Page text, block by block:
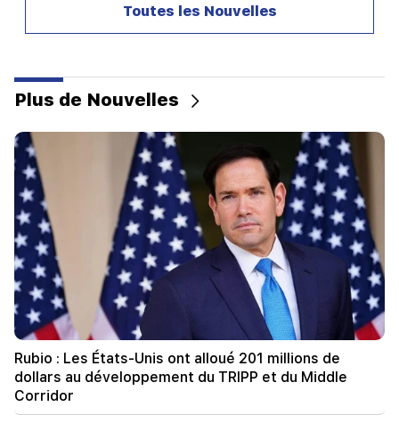
La Grande-Bretagne se prépare à une nouvelle
17:00 Important
L’Occident se détournera de l’Arménie.
16:22
Le drone a explosé en Bulgarie près du gazoduc
reliant la Turquie et l'Ukraine
16:06
L’Iran a posé une condition à l’ouverture du
détroit d’Ormuz par les États-Unis.
15:47
La Turquie a commencé à restreindre la
circulation des navires commerciaux en mer
Noire
14:10
Toutes les Nouvelles
Plus de Nouvelles
Rubio : Les États-Unis ont alloué 201 millions de
dollars au développement du TRIPP et du Middle
Corridor